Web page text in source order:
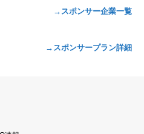
→スポンサー企業一覧
→スポンサープラン詳細